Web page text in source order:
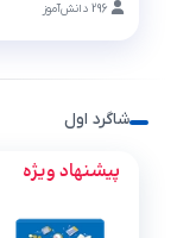
296 دانش‌آموز
شاگرد اول
پیشنهاد ویژه